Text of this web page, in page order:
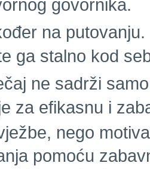
govornika.
na
ga stalno kod
ne sadrži
za efikasnu i
nego
pomoću